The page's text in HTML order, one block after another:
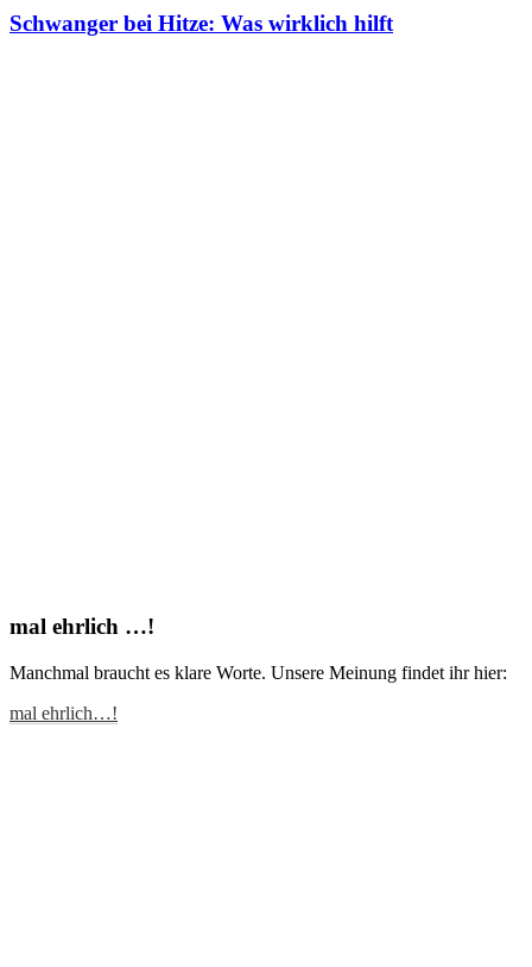
Schwanger bei Hitze: Was wirklich hilft
mal ehrlich …!
Manchmal braucht es klare Worte. Unsere Meinung findet ihr hier:
mal ehrlich…!